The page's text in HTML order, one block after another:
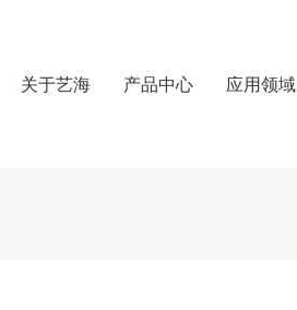
关于艺海 产品中心 应用领域